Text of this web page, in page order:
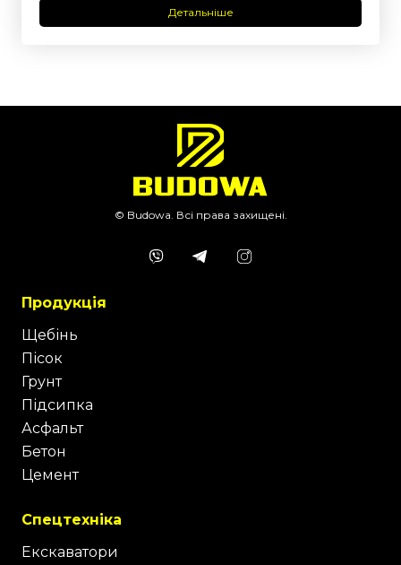
Детальніше
© Budowa. Всі права захищені.
Продукція
Щебінь
Пісок
Грунт
Підсипка
Асфальт
Бетон
Цемент
Спецтехніка
Екскаватори